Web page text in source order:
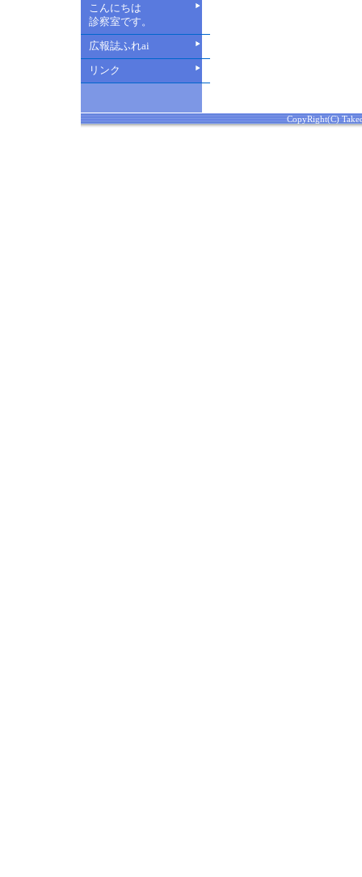
こんにちは
診察室です。
広報誌ふれai
リンク
CopyRight(C)